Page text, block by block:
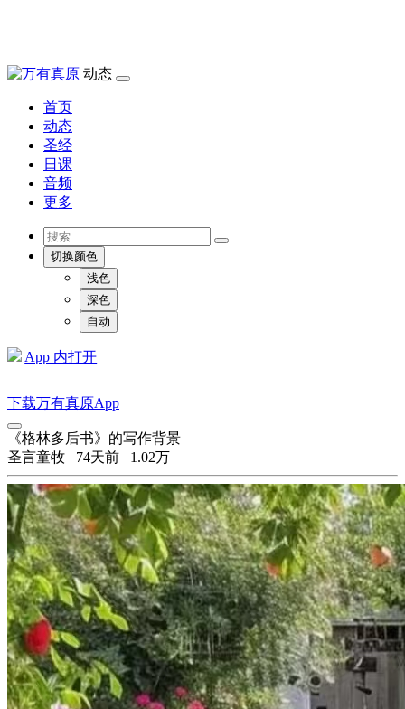
动态
首页
动态
圣经
日课
音频
更多
切换颜色
浅色
深色
自动
App 内打开
下载万有真原App
《格林多后书》的写作背景
圣言童牧 74天前 1.02万